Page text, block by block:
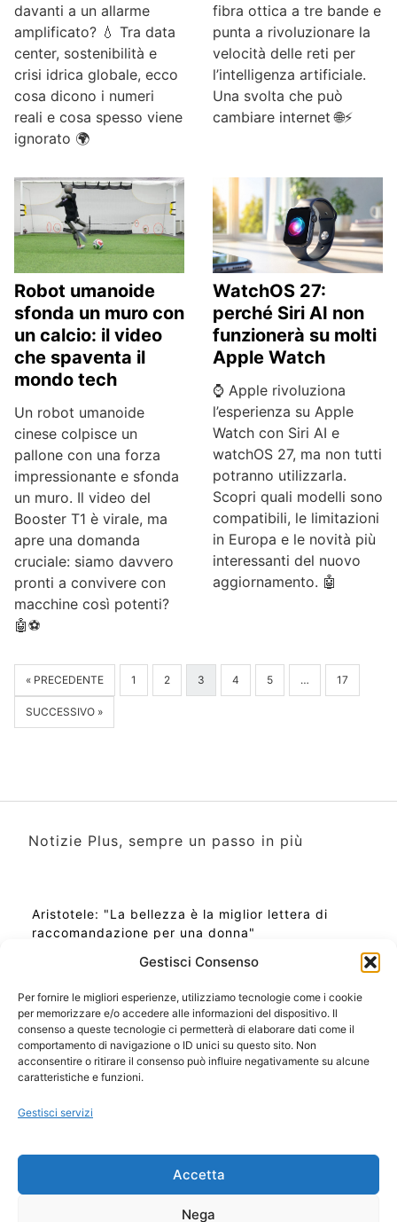
Gestisci Consenso
Per fornire le migliori esperienze, utilizziamo tecnologie come i cookie
per memorizzare e/o accedere alle informazioni del dispositivo. Il
consenso a queste tecnologie ci permetterà di elaborare dati come il
comportamento di navigazione o ID unici su questo sito. Non
acconsentire o ritirare il consenso può influire negativamente su alcune
caratteristiche e funzioni.
Gestisci servizi
Accetta
Nega
davanti a un allarme
amplificato? 💧 Tra data
center, sostenibilità e
crisi idrica globale, ecco
cosa dicono i numeri
reali e cosa spesso viene
ignorato 🌍
fibra ottica a tre bande e
punta a rivoluzionare la
velocità delle reti per
l’intelligenza artificiale.
Una svolta che può
cambiare internet 🌐⚡
Robot umanoide
sfonda un muro con
un calcio: il video
che spaventa il
mondo tech
Un robot umanoide
cinese colpisce un
pallone con una forza
impressionante e sfonda
un muro. Il video del
Booster T1 è virale, ma
apre una domanda
cruciale: siamo davvero
pronti a convivere con
macchine così potenti?
🤖⚽
WatchOS 27:
perché Siri AI non
funzionerà su molti
Apple Watch
⌚ Apple rivoluziona
l’esperienza su Apple
Watch con Siri AI e
watchOS 27, ma non tutti
potranno utilizzarla.
Scopri quali modelli sono
compatibili, le limitazioni
in Europa e le novità più
interessanti del nuovo
aggiornamento. 🤖
« PRECEDENTE 1 2 3 4 5 … 17
SUCCESSIVO »
Notizie Plus, sempre un passo in più
Aristotele: "La bellezza è la miglior lettera di
raccomandazione per una donna"
Ora Esatta in Italia in questo momento
Ti Senti Strano Ultimamente? Potrebbe Essere per
la Risonanza di Schumann
Come Sapere Se Stai Ascendendo alla Quinta
Copyright 2026 NotiziePlus.com
Edizioni Web4Star